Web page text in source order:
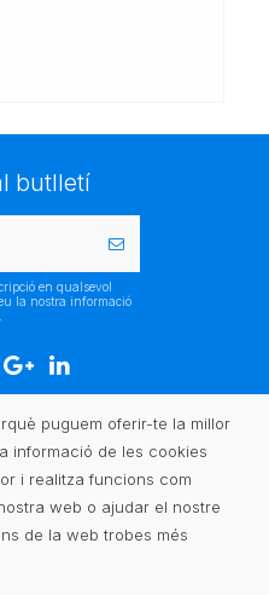
butlletí
en qualsevol
la nostra informació
puguem oferir-te la millor
informació de les cookies
i realitza funcions com
web o ajudar el nostre
de la web trobes més